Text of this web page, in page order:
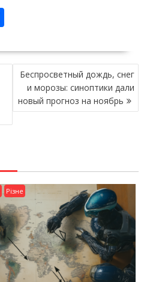
П
ді
т
и
Беспросветный дождь, снег
и морозы: синоптики дали
новый прогноз на ноябрь
Різне